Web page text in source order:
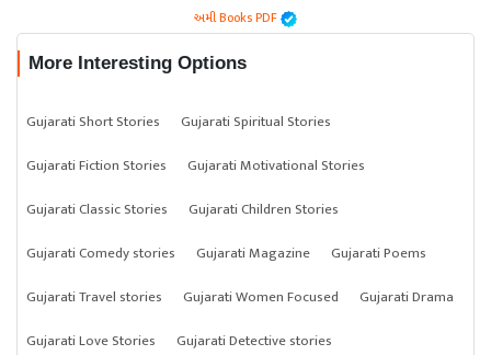
અમી Books PDF
More Interesting Options
Gujarati Short Stories
Gujarati Spiritual Stories
Gujarati Fiction Stories
Gujarati Motivational Stories
Gujarati Classic Stories
Gujarati Children Stories
Gujarati Comedy stories
Gujarati Magazine
Gujarati Poems
Gujarati Travel stories
Gujarati Women Focused
Gujarati Drama
Gujarati Love Stories
Gujarati Detective stories